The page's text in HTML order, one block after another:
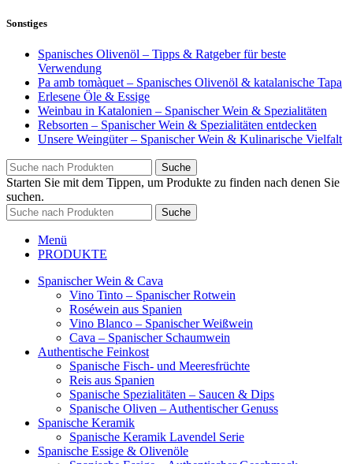
Sonstiges
Spanisches Olivenöl – Tipps & Ratgeber für beste
Verwendung
Pa amb tomàquet – Spanisches Olivenöl & katalanische Tapa
Erlesene Öle & Essige
Weinbau in Katalonien – Spanischer Wein & Spezialitäten
Rebsorten – Spanischer Wein & Spezialitäten entdecken
Unsere Weingüter – Spanischer Wein & Kulinarische Vielfalt
Suche
Starten Sie mit dem Tippen, um Produkte zu finden nach denen Sie
suchen.
Suche
Menü
PRODUKTE
Spanischer Wein & Cava
Vino Tinto – Spanischer Rotwein
Roséwein aus Spanien
Vino Blanco – Spanischer Weißwein
Cava – Spanischer Schaumwein
Authentische Feinkost
Spanische Fisch- und Meeresfrüchte
Reis aus Spanien
Spanische Spezialitäten – Saucen & Dips
Spanische Oliven – Authentischer Genuss
Spanische Keramik
Spanische Keramik Lavendel Serie
Spanische Essige & Olivenöle